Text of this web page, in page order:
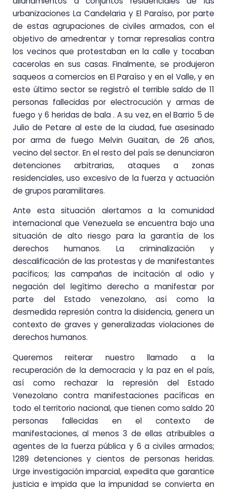
urbanizaciones La Candelaria y El Paraíso, por parte
de estas agrupaciones de civiles armados, con el
objetivo de amedrentar y tomar represalias contra
los vecinos que protestaban en la calle y tocaban
cacerolas en sus casas. Finalmente, se produjeron
saqueos a comercios en El Paraíso y en el Valle, y en
este último sector se registró el terrible saldo de 11
personas fallecidas por electrocución y armas de
fuego y 6 heridas de bala . A su vez, en el Barrio 5 de
Julio de Petare al este de la ciudad, fue asesinado
por arma de fuego Melvin Guaitan, de 26 años,
vecino del sector. En el resto del país se denunciaron
detenciones arbitrarias, ataques a zonas
residenciales, uso excesivo de la fuerza y actuación
de grupos paramilitares.
Ante esta situación alertamos a la comunidad
internacional que Venezuela se encuentra bajo una
situación de alto riesgo para la garantía de los
derechos humanos. La criminalización y
descalificación de las protestas y de manifestantes
pacíficos; las campañas de incitación al odio y
negación del legítimo derecho a manifestar por
parte del Estado venezolano, así como la
desmedida represión contra la disidencia, genera un
contexto de graves y generalizadas violaciones de
derechos humanos.
Queremos reiterar nuestro llamado a la
recuperación de la democracia y la paz en el país,
así como rechazar la represión del Estado
Venezolano contra manifestaciones pacíficas en
todo el territorio nacional, que tienen como saldo 20
personas fallecidas en el contexto de
manifestaciones, al menos 3 de ellas atribuibles a
agentes de la fuerza pública y 6 a civiles armados;
1289 detenciones y cientos de personas heridas.
Urge investigación imparcial, expedita que garantice
justicia e impida que la impunidad se convierta en